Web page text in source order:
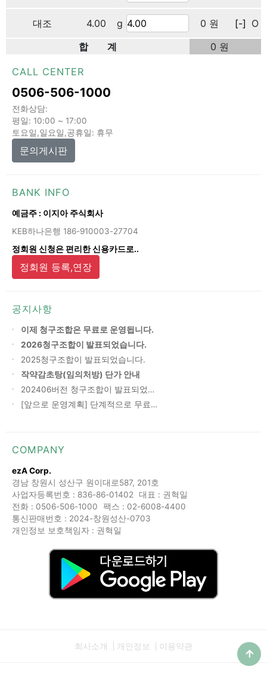
대조 4.00 g 0 원 [-] O
합 계
0 원
CALL CENTER
0506-506-1000
전화상담:
평일: 10:00 ~ 17:00
토요일,일요일,공휴일: 휴무
문의게시판
BANK INFO
예금주 : 이지아 주식회사
KEB하나은행 186-910003-27704
정회원 신청은 편리한 신용카드로..
정회원 등록,연장
공지사항
이제 청구조합은 무료로 운영됩니다.
2026청구조합이 발표되었습니다.
2025청구조합이 발표되었습니다.
작약감초탕(임의처방) 단가 안내
202406버전 청구조합이 발표되었…
[앞으로 운영계획] 단계적으로 무료…
COMPANY
ezA Corp.
경남 창원시 성산구 원이대로587, 201호
사업자등록번호 : 836-86-01402
대표 : 권혁일
전화 : 0506-506-1000
팩스 : 02-6008-4400
통신판매번호 : 2024-창원성산-0703
개인정보 보호책임자 : 권혁일
회사소개 개인정보 이용약관